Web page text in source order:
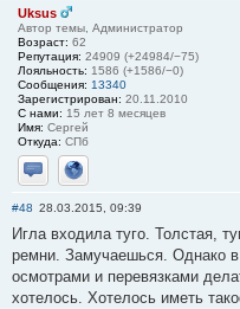
Uksus
Автор темы, Администратор
Возраст: 62
Репутация: 24909 (+24984/−75)
Лояльность: 1586 (+1586/−0)
Сообщения: 13340
Зарегистрирован: 20.11.2010
С нами: 15 лет 8 месяцев
Имя: Сергей
Откуда: СПб
Отправить личное
Сайт
#48 28.03.2015, 09:39
Игла входила туго. Толстая,
ремни. Замучаешься. Однако
осмотрами и перевязками
хотелось. Хотелось иметь